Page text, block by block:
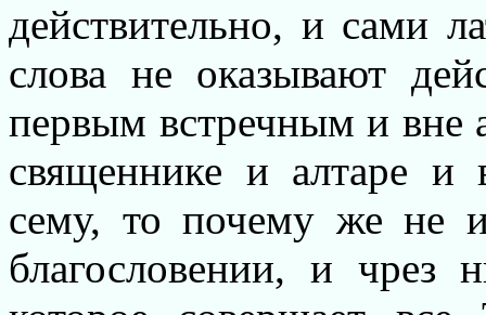
действительно, и сами
слова не оказывают
первым встречным и вне
священнике и алтаре
сему, то почему же не
благословении, и